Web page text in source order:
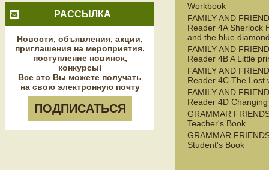
РАССЫЛКА
Новости, объявления, акции,
приглашения на мероприятия.
поступление новинок,
конкурсы!
Все это Вы можете получать
на свою электронную почту
ПОДПИСАТЬСЯ
Workbook
FAMILY AND
Reader 4A Sherlock
and the blue
FAMILY AND
Reader 4B A Little
FAMILY AND
Reader 4C The Lost
FAMILY AND
Reader 4D
GRAMMAR
Teacher's Book
GRAMMAR
Student's Book